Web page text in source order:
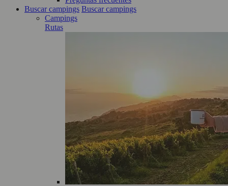
Buscar campings Buscar campings
Campings
Rutas